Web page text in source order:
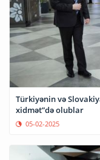
Türkiyənin və
xidmət”də olublar
05-02-2025